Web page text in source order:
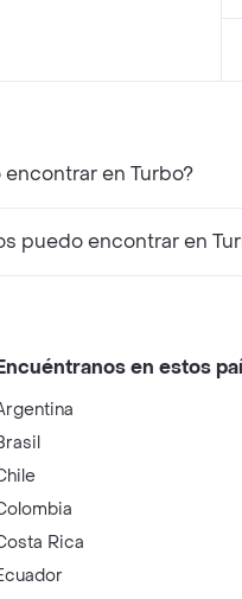
en Turbo?
puedo encontrar en
en estos
Rica